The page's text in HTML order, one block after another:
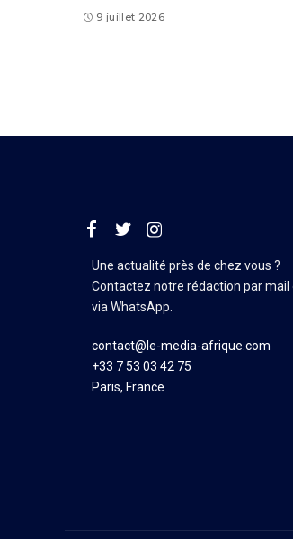
9 juillet 2026
Une actualité près de chez vous ?
Contactez notre rédaction par mail
via WhatsApp.
contact@le-media-afrique.com
+33 7 53 03 42 75
Paris, France